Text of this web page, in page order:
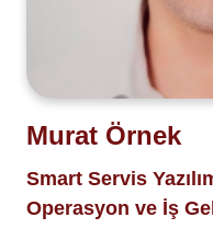
Murat Örnek
Smart Servis
Operasyon ve İş